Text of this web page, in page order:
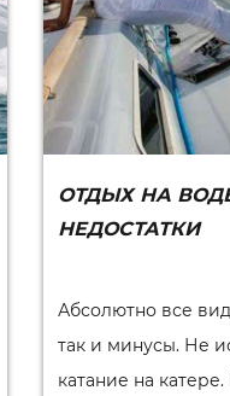
ОТДЫХ НА
НЕДОСТАТКИ
Абсолютно все
так и минусы. Не
катание на